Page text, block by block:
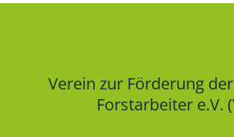
Verein zur Förderung
Forstarbeiter e.V.